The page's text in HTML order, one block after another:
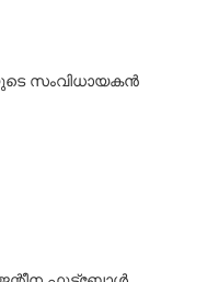
സംവിധായകന്‍